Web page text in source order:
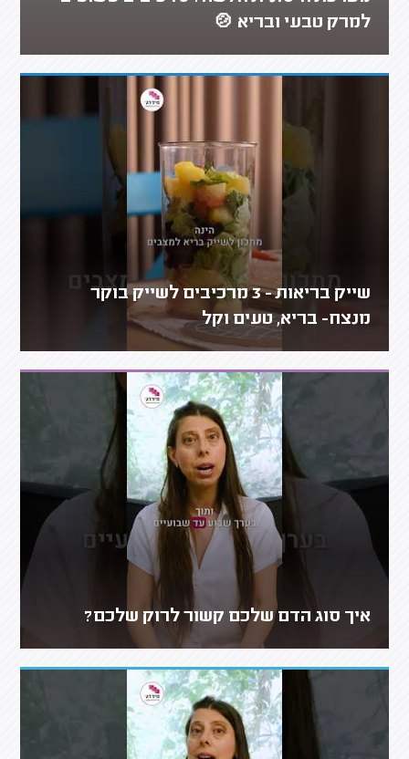
למרק טבעי ובריא 🍲
שייק בריאות - 3 מרכיבים לשייק בוקר
מנצח- בריא, טעים וקל
איך סוג הדם שלכם קשור לרוק שלכם?